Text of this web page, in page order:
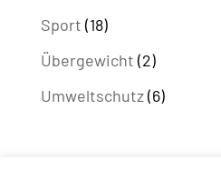
Sport (18)
Übergewicht (2)
Umweltschutz(6)